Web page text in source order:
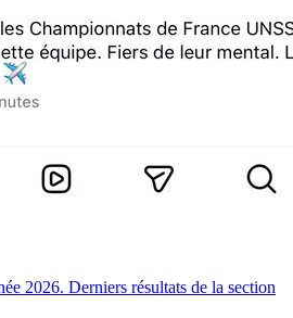
2026. Derniers résultats de la section